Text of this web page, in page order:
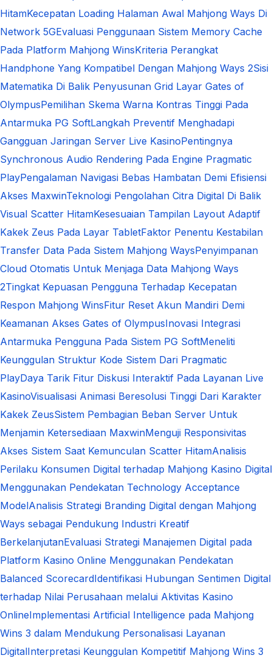
HitamKecepatan Loading Halaman Awal Mahjong Ways Di
Network 5GEvaluasi Penggunaan Sistem Memory Cache
Pada Platform Mahjong WinsKriteria Perangkat
Handphone Yang Kompatibel Dengan Mahjong Ways 2Sisi
Matematika Di Balik Penyusunan Grid Layar Gates of
OlympusPemilihan Skema Warna Kontras Tinggi Pada
Antarmuka PG SoftLangkah Preventif Menghadapi
Gangguan Jaringan Server Live KasinoPentingnya
Synchronous Audio Rendering Pada Engine Pragmatic
PlayPengalaman Navigasi Bebas Hambatan Demi Efisiensi
Akses MaxwinTeknologi Pengolahan Citra Digital Di Balik
Visual Scatter HitamKesesuaian Tampilan Layout Adaptif
Kakek Zeus Pada Layar TabletFaktor Penentu Kestabilan
Transfer Data Pada Sistem Mahjong WaysPenyimpanan
Cloud Otomatis Untuk Menjaga Data Mahjong Ways
2Tingkat Kepuasan Pengguna Terhadap Kecepatan
Respon Mahjong WinsFitur Reset Akun Mandiri Demi
Keamanan Akses Gates of OlympusInovasi Integrasi
Antarmuka Pengguna Pada Sistem PG SoftMeneliti
Keunggulan Struktur Kode Sistem Dari Pragmatic
PlayDaya Tarik Fitur Diskusi Interaktif Pada Layanan Live
KasinoVisualisasi Animasi Beresolusi Tinggi Dari Karakter
Kakek ZeusSistem Pembagian Beban Server Untuk
Menjamin Ketersediaan MaxwinMenguji Responsivitas
Akses Sistem Saat Kemunculan Scatter HitamAnalisis
Perilaku Konsumen Digital terhadap Mahjong Kasino Digital
Menggunakan Pendekatan Technology Acceptance
ModelAnalisis Strategi Branding Digital dengan Mahjong
Ways sebagai Pendukung Industri Kreatif
BerkelanjutanEvaluasi Strategi Manajemen Digital pada
Platform Kasino Online Menggunakan Pendekatan
Balanced ScorecardIdentifikasi Hubungan Sentimen Digital
terhadap Nilai Perusahaan melalui Aktivitas Kasino
OnlineImplementasi Artificial Intelligence pada Mahjong
Wins 3 dalam Mendukung Personalisasi Layanan
DigitalInterpretasi Keunggulan Kompetitif Mahjong Wins 3